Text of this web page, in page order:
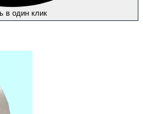
в один клик